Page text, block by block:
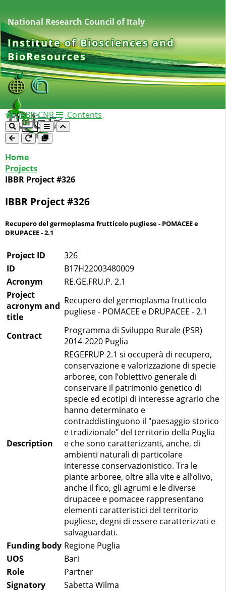
National Research Council of Italy
Institute of Biosciences and
BioResources
IBBR-CNR Contents
Home
Projects
IBBR Project #326
IBBR Project #326
Recupero del germoplasma frutticolo pugliese - POMACEE e
DRUPACEE - 2.1
Project ID
326
ID
B17H22003480009
Acronym
RE.GE.FRU.P. 2.1
Project
acronym and
title
Recupero del germoplasma frutticolo
pugliese - POMACEE e DRUPACEE - 2.1
Contract
Programma di Sviluppo Rurale (PSR)
2014-2020 Puglia
Description
REGEFRUP 2.1 si occuperà di recupero,
conservazione e valorizzazione di specie
arboree, con l’obiettivo generale di
conservare il patrimonio genetico di
specie ed ecotipi di interesse agrario che
hanno determinato e
contraddistinguono il "paesaggio storico
e tradizionale" del territorio della Puglia
e che sono caratterizzanti, anche, di
ambienti naturali di particolare
interesse conservazionistico. Tra le
piante arboree, oltre alla vite e all’olivo,
anche il fico, gli agrumi e le diverse
drupacee e pomacee rappresentano
elementi caratteristici del territorio
pugliese, degni di essere caratterizzati e
salvaguardati.
Funding body Regione Puglia
UOS
Bari
Role
Partner
Signatory
Sabetta Wilma